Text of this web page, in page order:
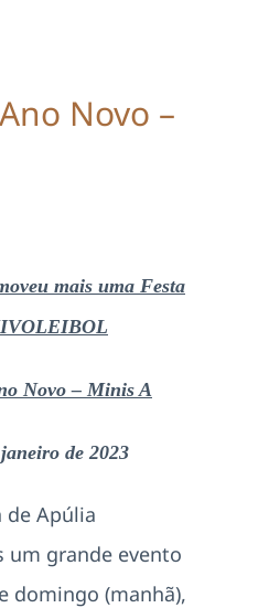
Novo –
mais uma Festa
Novo – Minis A
de 2023
de Apúlia
um grande evento
domingo (manhã),